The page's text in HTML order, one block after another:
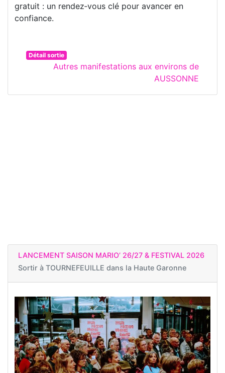
gratuit : un rendez‑vous clé pour avancer en
confiance.
Détail sortie
Autres manifestations aux environs de
AUSSONNE
LANCEMENT SAISON MARIO’ 26/27 & FESTIVAL 2026
Sortir à TOURNEFEUILLE dans la Haute Garonne